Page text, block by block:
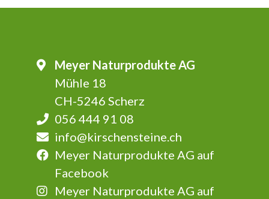
Meyer Naturprodukte AG
Mühle 18
CH-5246 Scherz
056 444 91 08
info@kirschensteine.ch
Meyer Naturprodukte AG auf
Facebook
Meyer Naturprodukte AG auf